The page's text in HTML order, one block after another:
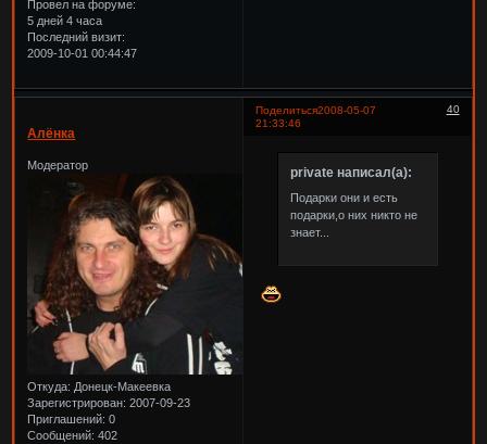
Провел на форуме:
5 дней 4 часа
Последний визит:
2009-10-01 00:44:47
Поделиться 40
2008-05-07
21:33:46
Алёнка
Модератор
Откуда: Донецк-Макеевка
Зарегистрирован: 2007-09-23
Приглашений: 0
Сообщений: 402
private написал(а):
Подарки они и есть
подарки,о них никто не
знает...